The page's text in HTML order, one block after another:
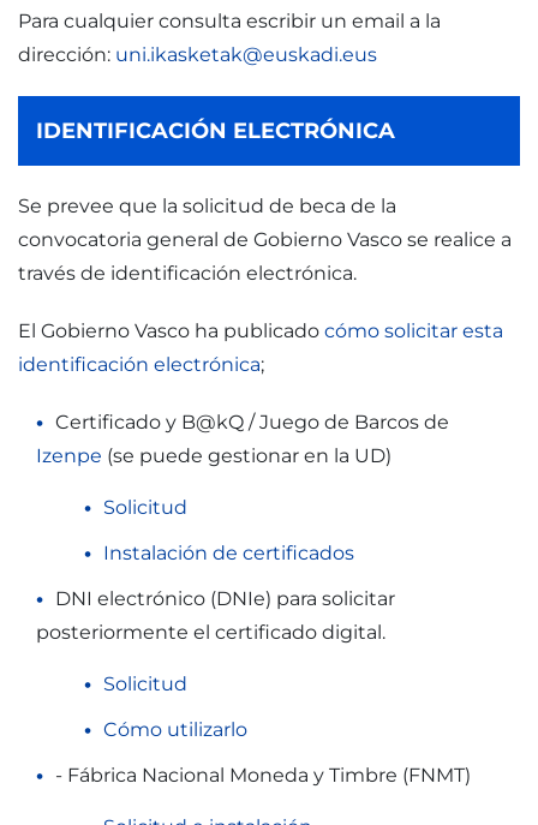
Para cualquier consulta escribir un email a la
dirección: uni.ikasketak@euskadi.eus
IDENTIFICACIÓN ELECTRÓNICA
Se prevee que la solicitud de beca de la
convocatoria general de Gobierno Vasco se realice a
través de identificación electrónica.
El Gobierno Vasco ha publicado cómo solicitar esta
identificación electrónica;
Certificado y B@kQ / Juego de Barcos de
Izenpe (se puede gestionar en la UD)
Solicitud
Instalación de certificados
DNI electrónico (DNIe) para solicitar
posteriormente el certificado digital.
Solicitud
Cómo utilizarlo
- Fábrica Nacional Moneda y Timbre (FNMT)